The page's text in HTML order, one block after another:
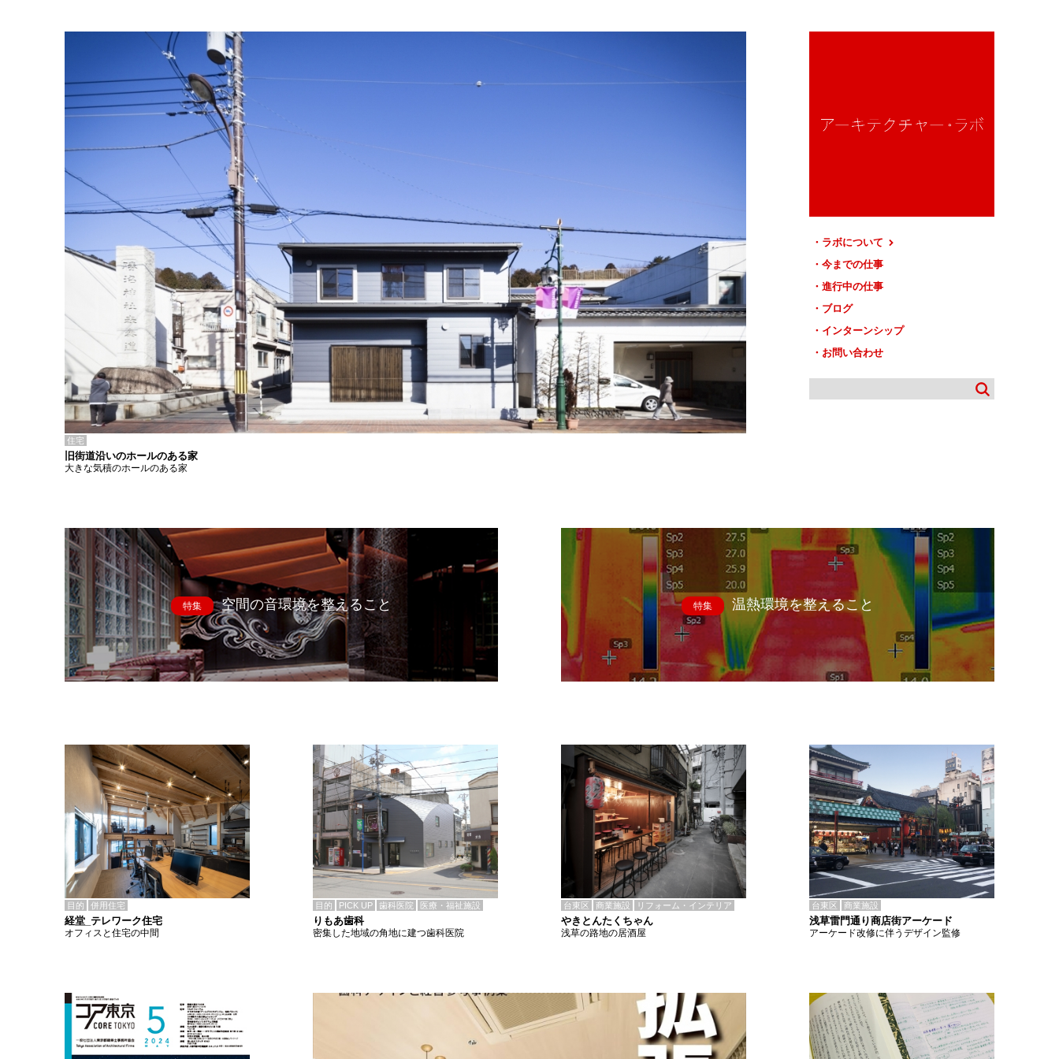
ラボについて
今までの仕事
進行中の仕事
ブログ
インターンシップ
お問い合わせ
住宅
旧街道沿いのホールのある家
大きな気積のホールのある家
特集 空間の音環境を整えること 特集 温熱環境を整えること
目的 併用住宅
経堂_テレワーク住宅
オフィスと住宅の中間
目的 PICK UP 歯科医院 医療・福祉施設
りもあ歯科
密集した地域の角地に建つ歯科医院
台東区 商業施設 リフォーム・インテリア
やきとんたくちゃん
浅草の路地の居酒屋
台東区 商業施設
浅草雷門通り商店街アーケード
アーケード改修に伴うデザイン監修